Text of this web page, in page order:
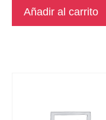
Añadir al carrito